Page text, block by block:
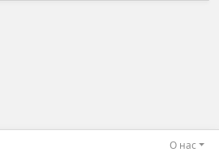
О нас